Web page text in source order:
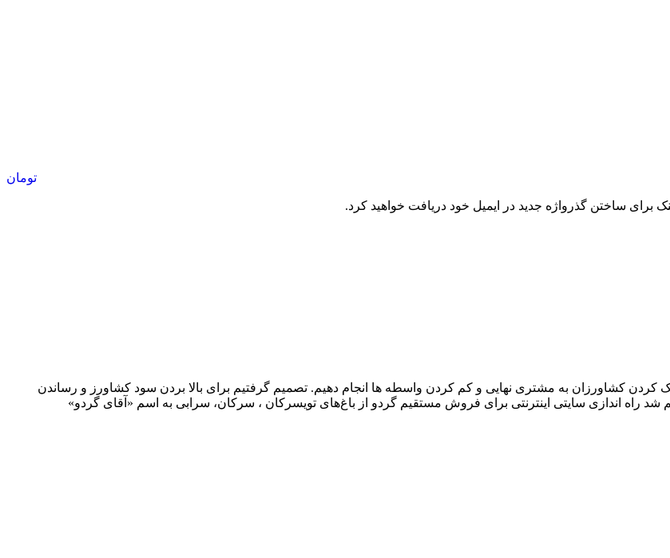
تومان
برای ساختن گذرواژه جدید در ایمیل خود دریافت خواهید کرد.
کردن کشاورزان به مشتری نهایی و کم کردن واسطه ها انجام دهیم. تصمیم گرفتیم برای بالا بردن سود کشاورز و رساندن
راه اندازی سایتی اینترنتی برای فروش مستقیم گردو از باغ‌های تویسرکان ، سرکان، سرابی به اسم «آقای گردو»